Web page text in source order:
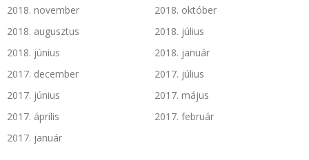
2018. november
2018. október
2018. augusztus
2018. július
2018. június
2018. január
2017. december
2017. július
2017. június
2017. május
2017. április
2017. február
2017. január